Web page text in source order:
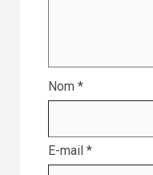
Nom *
E-mail *